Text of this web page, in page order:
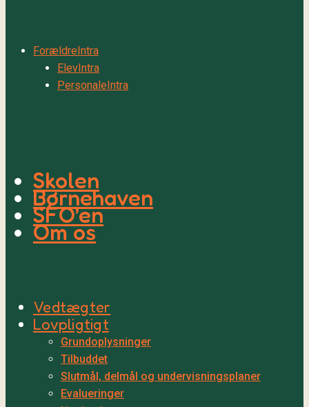
ForældreIntra
ElevIntra
PersonaleIntra
Skolen
Børnehaven
SFO’en
Om os
Vedtægter
Lovpligtigt
Grundoplysninger
Tilbuddet
Slutmål, delmål og undervisningsplaner
Evalueringer